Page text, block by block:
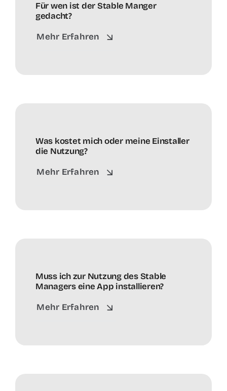
Für wen ist der Stable Manger
gedacht?
Mehr Erfahren
Was kostet mich oder meine Einstaller
die Nutzung?
Mehr Erfahren
Muss ich zur Nutzung des Stable
Managers eine App installieren?
Mehr Erfahren